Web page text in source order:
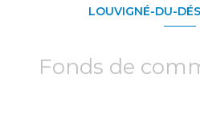
LOUVIGNÉ-DU-